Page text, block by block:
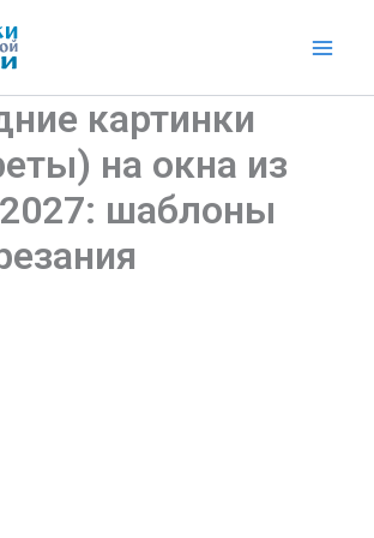
картинки
на окна из
шаблоны